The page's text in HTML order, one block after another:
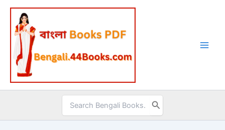
Skip
content
Search
for: